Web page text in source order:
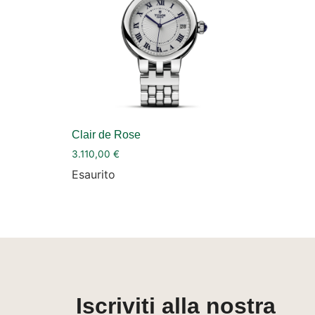
Clair de Rose
3.110,00 €
Esaurito
Iscriviti alla nostra